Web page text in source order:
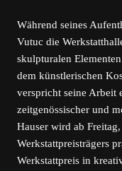
Während seines
Vutuc die
skulpturalen
dem künstlerischen
verspricht seine Arbeit
zeitgenössischer und
Hauser wird ab
Werkstattpreisträgers
Werkstattpreis in